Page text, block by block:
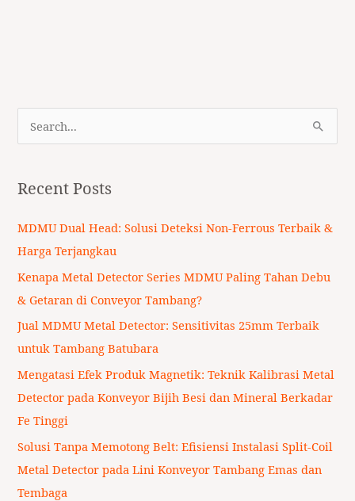
r
c
h
:
Recent Posts
MDMU Dual Head: Solusi Deteksi Non-Ferrous Terbaik &
Harga Terjangkau
Kenapa Metal Detector Series MDMU Paling Tahan Debu
& Getaran di Conveyor Tambang?
Jual MDMU Metal Detector: Sensitivitas 25mm Terbaik
untuk Tambang Batubara
Mengatasi Efek Produk Magnetik: Teknik Kalibrasi Metal
Detector pada Konveyor Bijih Besi dan Mineral Berkadar
Fe Tinggi
Solusi Tanpa Memotong Belt: Efisiensi Instalasi Split-Coil
Metal Detector pada Lini Konveyor Tambang Emas dan
Tembaga